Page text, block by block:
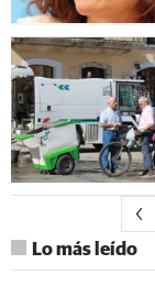
Lo más leído